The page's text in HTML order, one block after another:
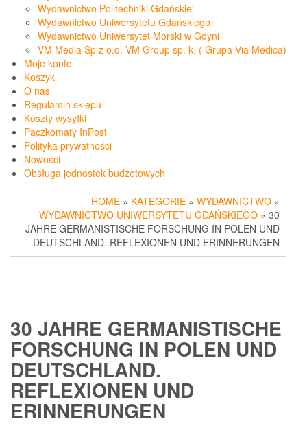
Wydawnictwo Politechniki Gdańskiej
Wydawnictwo Uniwersytetu Gdańskiego
Wydawnictwo Uniwersytet Morski w Gdyni
VM Media Sp z o.o. VM Group sp. k. ( Grupa Via Medica)
Moje konto
Koszyk
O nas
Regulamin sklepu
Koszty wysyłki
Paczkomaty InPost
Polityka prywatności
Nowości
Obsługa jednostek budżetowych
HOME » KATEGORIE » WYDAWNICTWO »
WYDAWNICTWO UNIWERSYTETU GDAŃSKIEGO » 30
JAHRE GERMANISTISCHE FORSCHUNG IN POLEN UND
DEUTSCHLAND. REFLEXIONEN UND ERINNERUNGEN
30 JAHRE GERMANISTISCHE
FORSCHUNG IN POLEN UND
DEUTSCHLAND.
REFLEXIONEN UND
ERINNERUNGEN